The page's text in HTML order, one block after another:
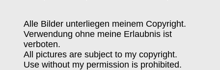
Alle Bilder unterliegen meinem Copyright.
Verwendung ohne meine Erlaubnis ist
verboten.
All pictures are subject to my copyright.
Use without my permission is prohibited.